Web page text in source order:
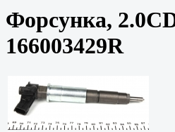
Форсунка,
166003429R